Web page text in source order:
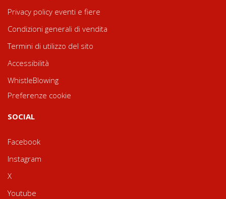
Privacy policy eventi e fiere
Condizioni generali di vendita
Termini di utilizzo del sito
Accessibilità
WhistleBlowing
Preferenze cookie
SOCIAL
Facebook
Instagram
X
Youtube